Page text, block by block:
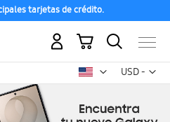
tarjetas de crédito.
USD -
dólar
Mi carrito